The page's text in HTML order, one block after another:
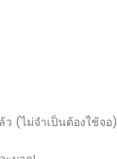
(ไม่จำเป็นต้องใช้จอ)